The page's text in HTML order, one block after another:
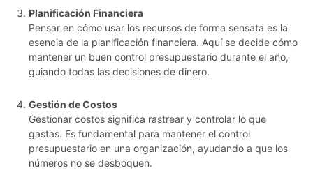
Planificación Financiera
Pensar en cómo usar los recursos de forma sensata es la
esencia de la planificación financiera. Aquí se decide cómo
mantener un buen control presupuestario durante el año,
guiando todas las decisiones de dinero.
Gestión de Costos
Gestionar costos significa rastrear y controlar lo que
gastas. Es fundamental para mantener el control
presupuestario en una organización, ayudando a que los
números no se desboquen.